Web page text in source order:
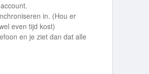
in. (Hou er
even tijd kost)
en je ziet dan dat alle